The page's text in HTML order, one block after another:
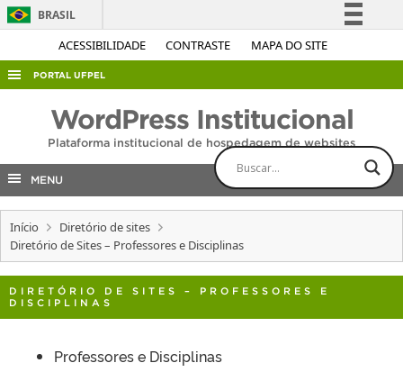
ACESSIBILIDADE CONTRASTE MAPA DO SITE
BRASIL
Simplifique!
Acesso à informação
Legislação
PORTAL UFPEL
AUDITORIA
COBALTO
CONCURSOS
EDITAIS
OUVIDORIA
PORTARIAS
TELEFONES
WordPress Institucional
Plataforma institucional de hospedagem de websites
MENU
Início
Diretório de sites
Diretório de Sites – Professores e Disciplinas
DIRETÓRIO DE SITES – PROFESSORES E
DISCIPLINAS
Professores e Disciplinas